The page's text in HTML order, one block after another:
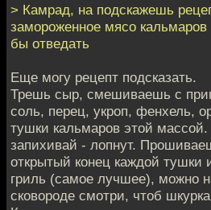
> Камрад, на подскажешь
замороженное мясо
бы отведать
Еще могу рецепт подсказать.
Трешь сыр, смешиваешь с
соль, перец, укроп, фенхель,
тушки кальмаров этой
запихивай - лопнут.
открытый конец каждой тушки
гриль (самое лучшее), можно
сковороде смотри, чтоб